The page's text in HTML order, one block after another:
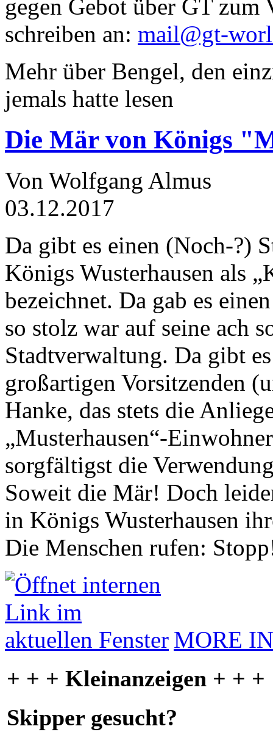
gegen Gebot über GT zum
schreiben an: mail@gt-
Mehr über Bengel, den
jemals hatte lesen
Die Mär von Königs
Von Wolfgang Almus
03.12.2017
Da gibt es einen (Noch-?)
Königs Wusterhausen als
bezeichnet. Da gab es
so stolz war auf seine ach
Stadtverwaltung. Da gibt
großartigen Vorsitzenden
Hanke, das stets die
„Musterhausen“-
sorgfältigst die
Soweit die Mär! Doch
in Königs Wusterhausen
Die Menschen rufen:
MORE
+ + + Kleinanzeigen + + +
Skipper gesucht?